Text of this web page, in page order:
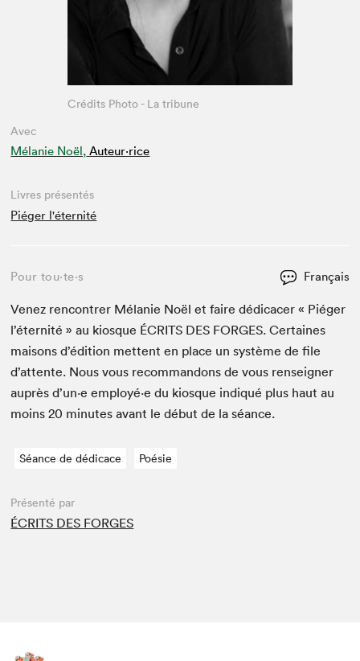
Avec
Mélanie Noël, Auteur·rice
Crédits Photo - La tribune
Livres présentés
Piéger l'éternité
Pour tou⋅te⋅s Français
Venez ren­con­tr­er Mélanie Noël et faire dédi­cac­er « Piéger
l’é­ter­nité » au kiosque ÉCRITS DES FORGES. Cer­taines
maisons d’édi­tion met­tent en place un sys­tème de file
d’at­tente. Nous vous recom­man­dons de vous ren­seign­er
auprès d’un·e employé·e du kiosque indiqué plus haut au
moins20 min­utes avant le début de la séance.
Séance de dédicace Poésie
Présenté par
ÉCRITS DES FORGES